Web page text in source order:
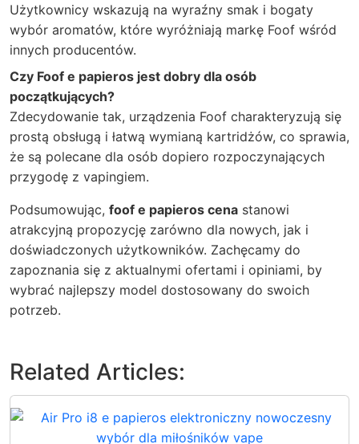
Użytkownicy wskazują na wyraźny smak i bogaty
wybór aromatów, które wyróżniają markę Foof wśród
innych producentów.
Czy Foof e papieros jest dobry dla osób
początkujących?
Zdecydowanie tak, urządzenia Foof charakteryzują się
prostą obsługą i łatwą wymianą kartridżów, co sprawia,
że są polecane dla osób dopiero rozpoczynających
przygodę z vapingiem.
Podsumowując, foof e papieros cena stanowi
atrakcyjną propozycję zarówno dla nowych, jak i
doświadczonych użytkowników. Zachęcamy do
zapoznania się z aktualnymi ofertami i opiniami, by
wybrać najlepszy model dostosowany do swoich
potrzeb.
Related Articles: